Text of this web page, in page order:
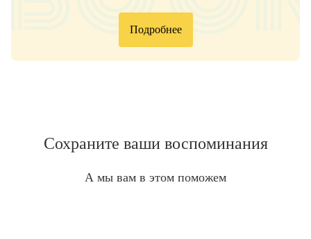
Подробнее
Сохраните ваши воспоминания
А мы вам в этом поможем